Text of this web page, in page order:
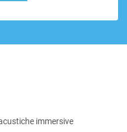
immersive